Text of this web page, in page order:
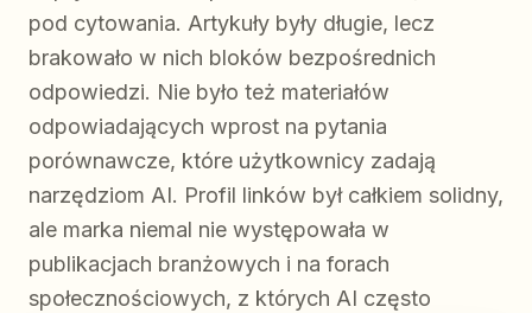
pod cytowania. Artykuły były długie, lecz
brakowało w nich bloków bezpośrednich
odpowiedzi. Nie było też materiałów
odpowiadających wprost na pytania
porównawcze, które użytkownicy zadają
narzędziom AI. Profil linków był całkiem solidny,
ale marka niemal nie występowała w
publikacjach branżowych i na forach
społecznościowych, z których AI często